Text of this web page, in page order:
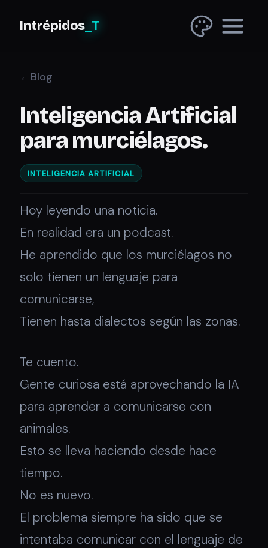
Intrépidos_T
Blog
Inteligencia Artificial
para murciélagos.
INTELIGENCIA ARTIFICIAL
Hoy leyendo una noticia.
En realidad era un podcast.
He aprendido que los murciélagos no
solo tienen un lenguaje para
comunicarse,
Tienen hasta dialectos según las zonas.
Te cuento.
Gente curiosa está aprovechando la IA
para aprender a comunicarse con
animales.
Esto se lleva haciendo desde hace
tiempo.
No es nuevo.
El problema siempre ha sido que se
intentaba comunicar con el lenguaje de